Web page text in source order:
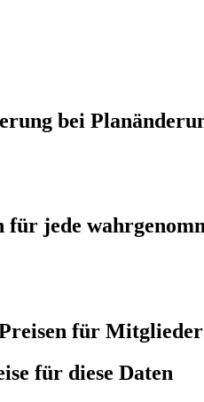
bei
für jede
für Mitglieder
für diese Daten